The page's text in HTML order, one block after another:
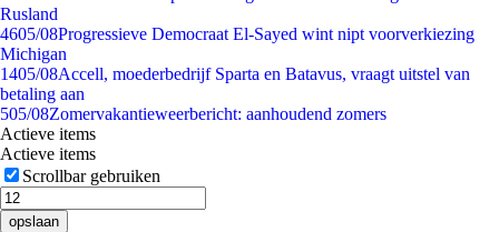
Rusland
4605/08Progressieve Democraat El-Sayed wint nipt voorverkiezing
Michigan
1405/08Accell, moederbedrijf Sparta en Batavus, vraagt uitstel van
betaling aan
505/08Zomervakantieweerbericht: aanhoudend zomers
Actieve items
Actieve items
Scrollbar gebruiken
opslaan